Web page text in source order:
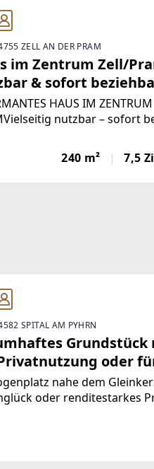
de/ib/remax-joy-in-linz-
ZELL AN DER PRAM
im Zentrum Zell/
& sofort
HAUS IM
nutzbar – sofort
für Menschen mit
einfach dem Wunsch nach
240 m² 7,5
SPITAL AM PYHRN
oder
-
nahe dem
oder renditestarkes
malerischen Gleinkersee